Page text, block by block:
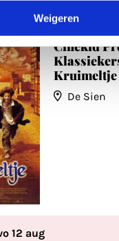
Weigeren
Cinekid
Kruimeltje
De Sien
12 aug